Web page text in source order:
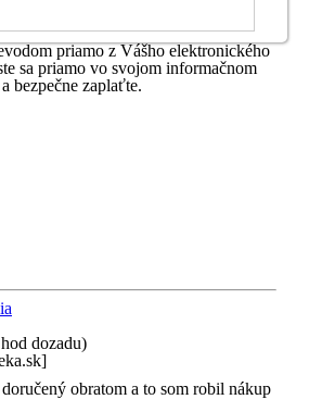
priamo z Vášho elektronického
sa priamo vo svojom informačnom
bezpečne zaplaťte.
dozadu)
obratom a to som robil nákup